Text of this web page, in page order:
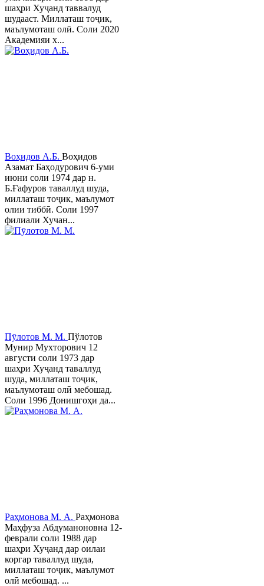
шаҳри Хуҷанд таввалуд
шудааст. Миллаташ тоҷик,
маълумоташ олӣ. Соли 2020
Академияи х...
Воҳидов А.Б. Воҳидов
Азамат Баҳодурович 6-уми
июни соли 1974 дар н.
Б.Ғафуров таваллуд шуда,
миллаташ тоҷик, маълумот
олии тиббӣ. Соли 1997
филиали Хучан...
Пӯлотов М. М. Пўлотов
Мунир Мухторович 12
августи соли 1973 дар
шаҳри Хуҷанд таваллуд
шуда, миллаташ тоҷик,
маълумоташ олӣ мебошад.
Соли 1996 Донишгоҳи да...
Раҳмонова М. А. Раҳмонова
Маҳфуза Абдуманоновна 12-
феврали соли 1988 дар
шаҳри Хуҷанд дар оилаи
коргар таваллуд шуда,
миллаташ тоҷик, маълумот
олӣ мебошад. ...